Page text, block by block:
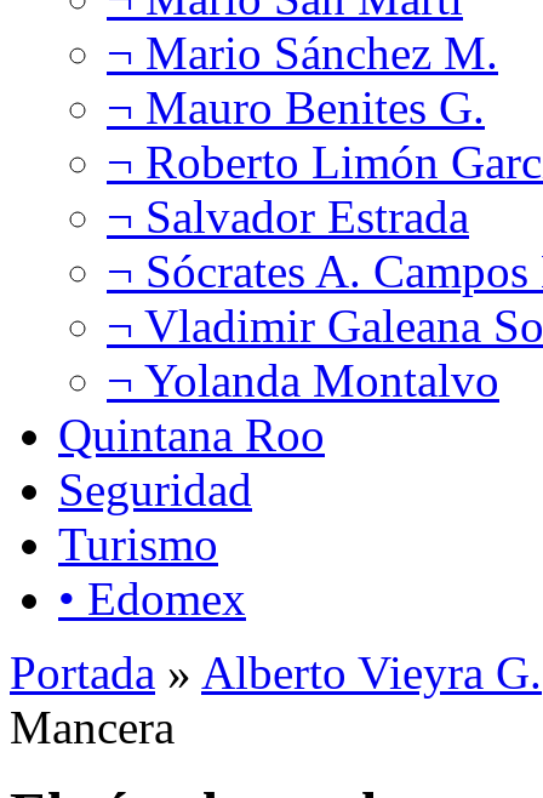
¬ Mario Sánchez M.
¬ Mauro Benites G.
¬ Roberto Limón
¬ Salvador Estrada
¬ Sócrates A.
¬ Vladimir Galeana
¬ Yolanda Montalvo
Quintana Roo
Seguridad
Turismo
• Edomex
Portada » Alberto Vieyra G.
Mancera